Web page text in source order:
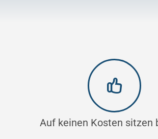
Auf keinen Kosten sitzen